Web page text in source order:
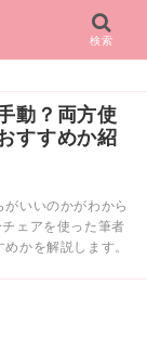
検索
動？両方使
すすめか紹
いいのかがわから
ェアを使った筆者
かを解説します。